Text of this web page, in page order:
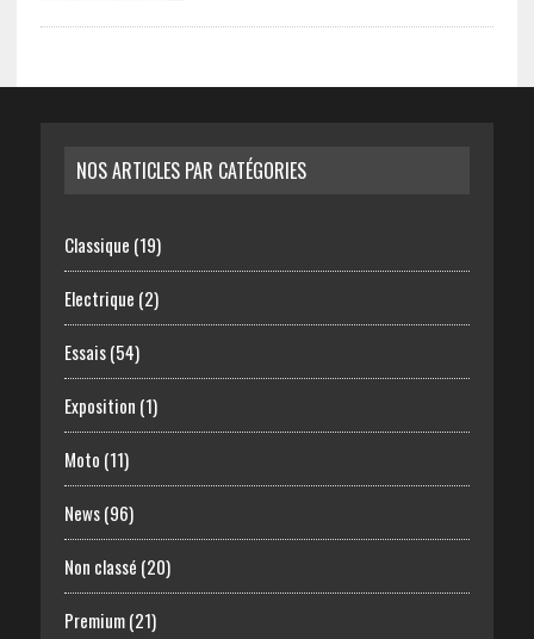
NOS ARTICLES PAR CATÉGORIES
Classique (19)
Electrique (2)
Essais(54)
Exposition (1)
Moto (11)
News(96)
Non classé (20)
Premium(21)